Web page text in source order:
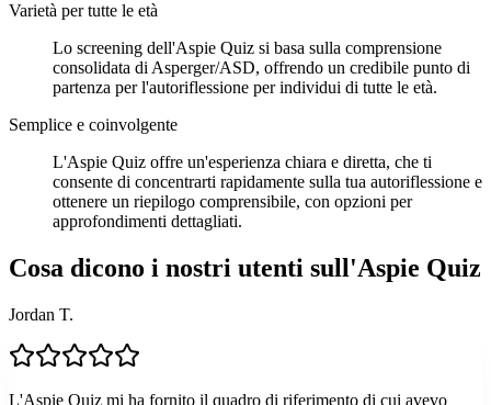
Varietà per tutte le età
Lo screening dell'Aspie Quiz si basa sulla comprensione
consolidata di Asperger/ASD, offrendo un credibile punto di
partenza per l'autoriflessione per individui di tutte le età.
Semplice e coinvolgente
L'Aspie Quiz offre un'esperienza chiara e diretta, che ti
consente di concentrarti rapidamente sulla tua autoriflessione e
ottenere un riepilogo comprensibile, con opzioni per
approfondimenti dettagliati.
Cosa dicono i nostri utenti sull'Aspie Quiz
Jordan T.
L'Aspie Quiz mi ha fornito il quadro di riferimento di cui avevo